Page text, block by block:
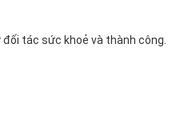
tác sức khoẻ và thành công.